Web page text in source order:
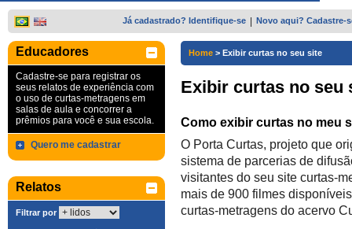
Já cadastrado? Identifique-se Novo aqui? Cadastre-
Educadores
Cadastre-se para registrar os
seus relatos de experiência com
o uso de curtas-metragens em
salas de aula e concorrer a
prêmios para você e sua escola.
Quero me cadastrar
Relatos
Filtrar por
Home > Exibir curtas no seu site
Exibir curtas no seu
Como exibir curtas no meu
O Porta Curtas, projeto que
sistema de parcerias de
visitantes do seu site curtas-
mais de 900 filmes
curtas-metragens do acervo